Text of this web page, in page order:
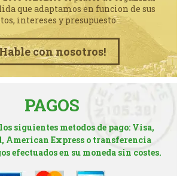
que adaptamos en funcion de sus
intereses y presupuesto.
con nosotros!
PAGOS
siguientes metodos de pago: Visa,
American Express o transferencia
efectuados en su moneda sin costes.